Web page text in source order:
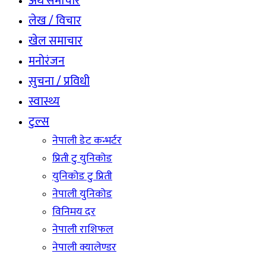
लेख / विचार
खेल समाचार
मनोरंजन
सुचना / प्रविधी
स्वास्थ्य
टुल्स
नेपाली डेट कन्भर्टर
प्रिती टु युनिकोड
युनिकोड टु प्रिती
नेपाली युनिकोड
विनिमय दर
नेपाली राशिफल
नेपाली क्यालेण्डर